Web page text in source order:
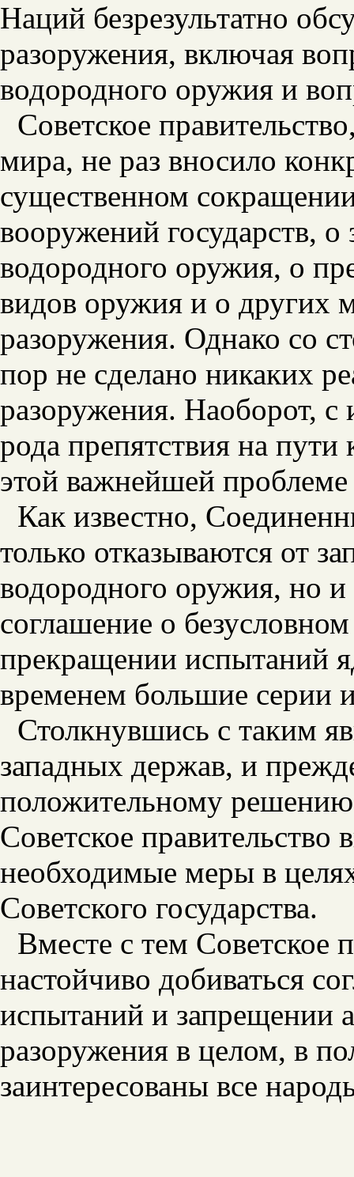
Наций безрезультатно
разоружения, включая
водородного оружия и
Советское
мира, не раз вносило
существенном
вооружений государств,
водородного оружия, о
видов оружия и о других
разоружения. Однако со
пор не сделано никаких
разоружения. Наоборот, с
рода препятствия на
этой важнейшей
Как известно,
только отказываются от
водородного оружия, но
соглашение о
прекращении испытаний
временем большие серии
Столкнувшись с таким
западных держав, и
положительному
Советское
необходимые меры в
Советского государства.
Вместе с тем Советское
настойчиво добиваться
испытаний и запрещении
разоружения в целом, в
заинтересованы все